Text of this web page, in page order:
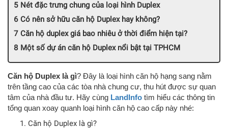
Nét đặc trưng chung của loại hình Duplex
Có nên sở hữu căn hộ Duplex hay không?
Căn hộ duplex giá bao nhiêu ở thời điểm hiện tại?
Một số dự án căn hộ Duplex nổi bật tại TPHCM
Căn hộ Duplex là gì? Đây là loại hình căn hộ hạng sang nằm
trên tầng cao của các tòa nhà chung cư, thu hút được sự quan
tâm của nhà đầu tư. Hãy cùng LandInfo tìm hiểu các thông tin
tổng quan xoay quanh loại hình căn hộ cao cấp này nhé:
Căn hộ Duplex là gì?